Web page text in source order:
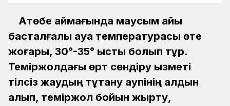
Ақтөбе аймағында маусым айы
басталғалы ауа температурасы өте
жоғары, 30°-35° ыстық болып тұр.
Теміржолдағы өрт сөндіру қызметі
тілсіз жаудың тұтану қаупінің алдын
алып, теміржол бойын жырту,